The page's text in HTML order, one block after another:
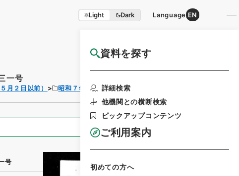
Light Dark Language EN
資料を探す
詳細検索
他機関との横断検索
ピックアップコンテンツ
ご利用案内
初めての方へ
国立公文書館HP利用案内
一号
月２日以前） 昭和７年 法律
全ての情報
号